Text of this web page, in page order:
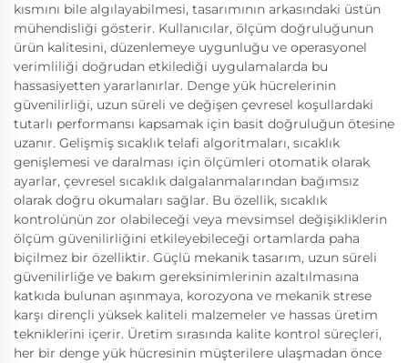
kısmını bile algılayabilmesi, tasarımının arkasındaki üstün
mühendisliği gösterir. Kullanıcılar, ölçüm doğruluğunun
ürün kalitesini, düzenlemeye uygunluğu ve operasyonel
verimliliği doğrudan etkilediği uygulamalarda bu
hassasiyetten yararlanırlar. Denge yük hücrelerinin
güvenilirliği, uzun süreli ve değişen çevresel koşullardaki
tutarlı performansı kapsamak için basit doğruluğun ötesine
uzanır. Gelişmiş sıcaklık telafi algoritmaları, sıcaklık
genişlemesi ve daralması için ölçümleri otomatik olarak
ayarlar, çevresel sıcaklık dalgalanmalarından bağımsız
olarak doğru okumaları sağlar. Bu özellik, sıcaklık
kontrolünün zor olabileceği veya mevsimsel değişikliklerin
ölçüm güvenilirliğini etkileyebileceği ortamlarda paha
biçilmez bir özelliktir. Güçlü mekanik tasarım, uzun süreli
güvenilirliğe ve bakım gereksinimlerinin azaltılmasına
katkıda bulunan aşınmaya, korozyona ve mekanik strese
karşı dirençli yüksek kaliteli malzemeler ve hassas üretim
tekniklerini içerir. Üretim sırasında kalite kontrol süreçleri,
her bir denge yük hücresinin müşterilere ulaşmadan önce